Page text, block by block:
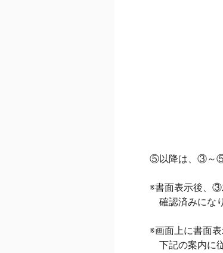
⑤以降は、③～⑤
※書面表示後、③
確認済みにな
※画面上に書面
下記の案内に